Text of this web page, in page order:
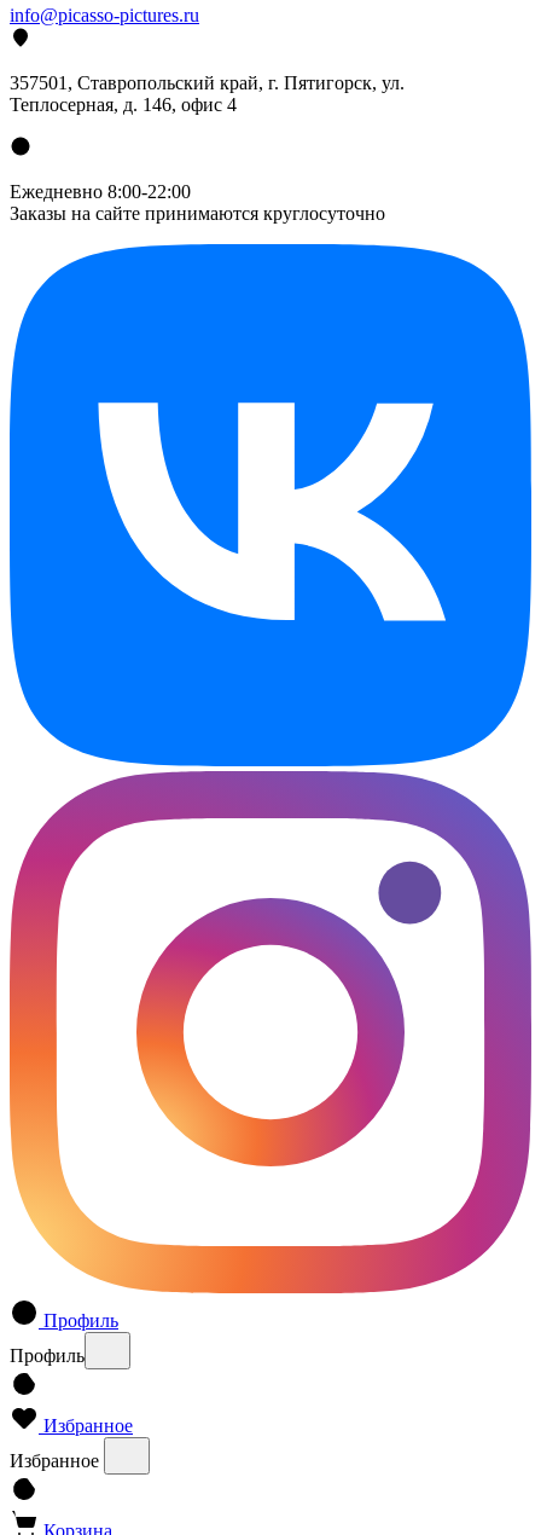
info@picasso-pictures.ru
357501, Ставропольский край, г. Пятигорск, ул.
Теплосерная, д. 146, офис 4
Ежедневно 8:00-22:00
Заказы на сайте принимаются круглосуточно
Профиль
Профиль
Избранное
Избранное